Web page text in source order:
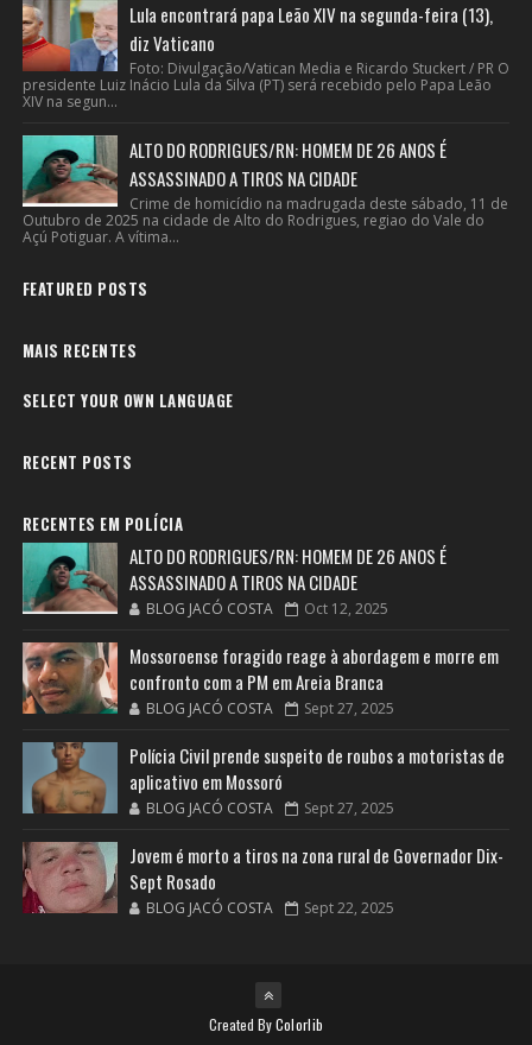
Lula encontrará papa Leão XIV na segunda-feira (13),
diz Vaticano
Foto: Divulgação/Vatican Media e Ricardo Stuckert / PR O
presidente Luiz Inácio Lula da Silva (PT) será recebido pelo Papa Leão
XIV na segun...
ALTO DO RODRIGUES/RN: HOMEM DE 26 ANOS É
ASSASSINADO A TIROS NA CIDADE
Crime de homicídio na madrugada deste sábado, 11 de
Outubro de 2025 na cidade de Alto do Rodrigues, regiao do Vale do
Açú Potiguar. A vítima...
FEATURED POSTS
MAIS RECENTES
SELECT YOUR OWN LANGUAGE
RECENT POSTS
RECENTES EM POLÍCIA
ALTO DO RODRIGUES/RN: HOMEM DE 26 ANOS É
ASSASSINADO A TIROS NA CIDADE
BLOG JACÓ COSTA Oct 12, 2025
Mossoroense foragido reage à abordagem e morre em
confronto com a PM em Areia Branca
BLOG JACÓ COSTA Sept 27, 2025
Polícia Civil prende suspeito de roubos a motoristas de
aplicativo em Mossoró
BLOG JACÓ COSTA Sept 27, 2025
Jovem é morto a tiros na zona rural de Governador Dix-
Sept Rosado
BLOG JACÓ COSTA Sept 22, 2025
Created ByColorlib